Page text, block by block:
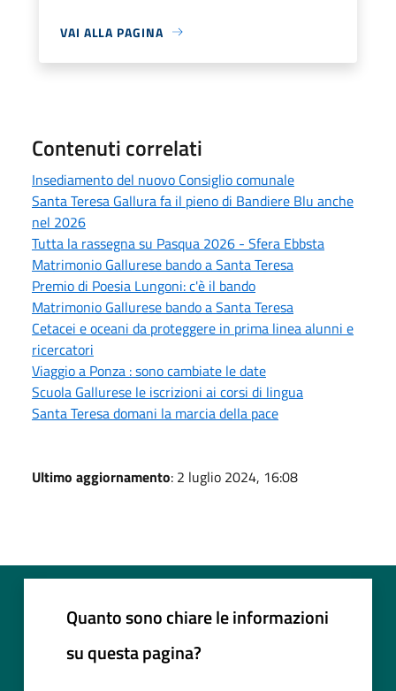
VAI ALLA PAGINA
Contenuti correlati
Insediamento del nuovo Consiglio comunale
Santa Teresa Gallura fa il pieno di Bandiere Blu anche
nel 2026
Tutta la rassegna su Pasqua 2026 - Sfera Ebbsta
Matrimonio Gallurese bando a Santa Teresa
Premio di Poesia Lungoni: c'è il bando
Matrimonio Gallurese bando a Santa Teresa
Cetacei e oceani da proteggere in prima linea alunni e
ricercatori
Viaggio a Ponza : sono cambiate le date
Scuola Gallurese le iscrizioni ai corsi di lingua
Santa Teresa domani la marcia della pace
Ultimo aggiornamento: 2 luglio 2024, 16:08
Quanto sono chiare le informazioni
su questa pagina?